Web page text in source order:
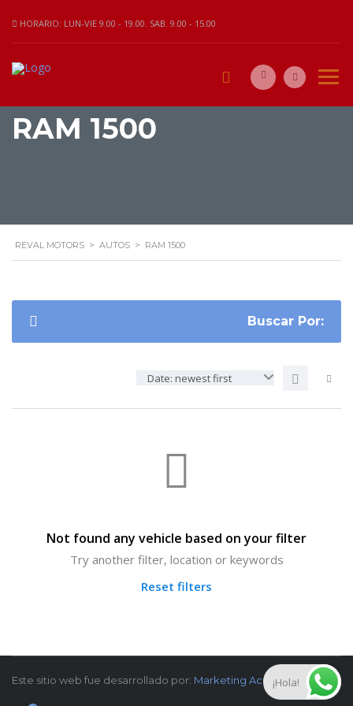
HORARIO: LUN-VIE 9.00 - 19.00. SAB. 9.00 - 15.00
RAM 1500
REVAL MOTORS > AUTOS > RAM 1500
Buscar Por:
Date: newest first
Not found any vehicle based on your filter
Try another filter, location or keywords
Reset filters
Este sitio web fue desarrollado por: Marketing Academia
¡Hola!